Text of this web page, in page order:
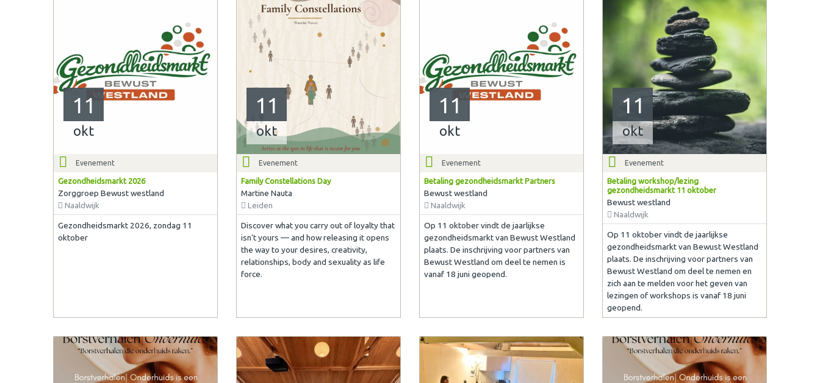
11
okt
Evenement
Gezondheidsmarkt 2026
Zorggroep Bewust westland
Naaldwijk
Gezondheidsmarkt 2026, zondag 11
oktober
11
okt
Evenement
Family Constellations Day
Martine Nauta
Leiden
Discover what you carry out of loyalty that
isn't yours — and how releasing it opens
the way to your desires, creativity,
relationships, body and sexuality as life
force.
11
okt
Evenement
Betaling gezondheidsmarkt Partners
Bewust westland
Naaldwijk
Op 11 oktober vindt de jaarlijkse
gezondheidsmarkt van Bewust Westland
plaats. De inschrijving voor partners van
Bewust Westland om deel te nemen is
vanaf 18 juni geopend.
11
okt
Evenement
Betaling workshop/lezing
gezondheidsmarkt 11 oktober
Bewust westland
Naaldwijk
Op 11 oktober vindt de jaarlijkse
gezondheidsmarkt van Bewust Westland
plaats. De inschrijving voor partners van
Bewust Westland om deel te nemen en
zich aan te melden voor het geven van
lezingen of workshops is vanaf 18 juni
geopend.